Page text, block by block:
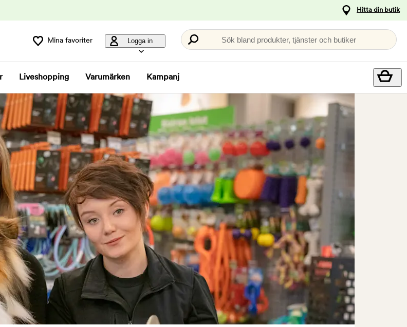
Hitta din butik
Mina favoriter Logga in Sök bland produkter, tjänster och butiker
Liveshopping Varumärken Kampanj